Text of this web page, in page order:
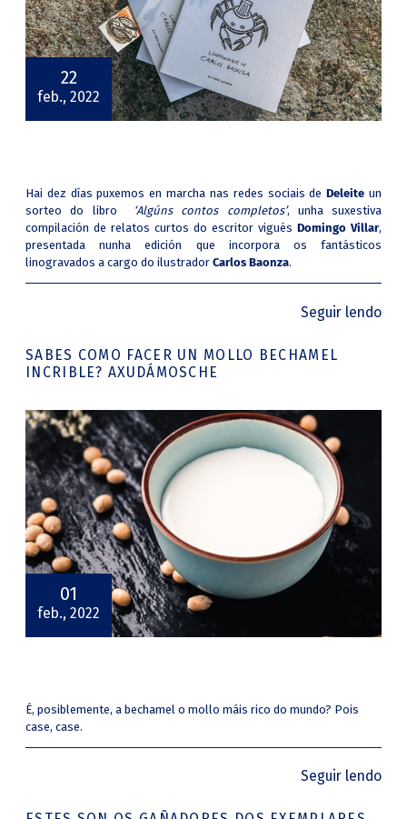
22
feb., 2022
Hai dez días puxemos en marcha nas redes sociais deDeleite un
sorteo do libro
‘Algúns contos completos’, unha suxestiva
compilación de relatos curtos do escritor vigués Domingo Villar,
presentada nunha edición que incorpora os fantásticos
linogravados a cargo do ilustrador Carlos Baonza.
Seguir lendo
SABES COMO FACER UN MOLLO BECHAMEL
INCRIBLE? AXUDÁMOSCHE
01
feb., 2022
É, posiblemente, a bechamel o mollo máis rico do mundo? Pois
case, case.
Seguir lendo